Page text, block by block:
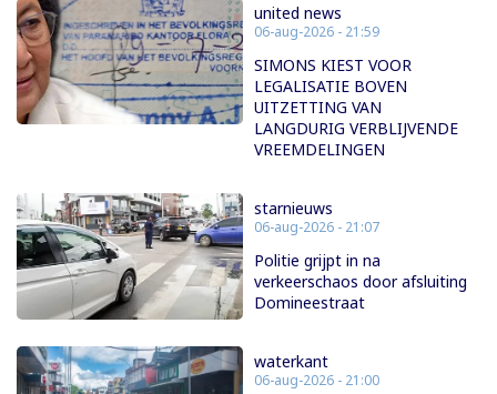
united news
06-aug-2026 - 21:59
SIMONS KIEST VOOR
LEGALISATIE BOVEN
UITZETTING VAN
LANGDURIG VERBLIJVENDE
VREEMDELINGEN
starnieuws
06-aug-2026 - 21:07
Politie grijpt in na
verkeerschaos door afsluiting
Domineestraat
waterkant
06-aug-2026 - 21:00